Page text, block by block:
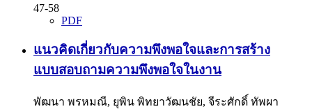
47-58
PDF
แนวคิดเกี่ยวกับความพึงพอใจและการสร้าง
แบบสอบถามความพึงพอใจในงาน
พัฒนา พรหมณี, ยุพิน พิทยาวัฒนชัย, จีระศักดิ์ ทัพผา